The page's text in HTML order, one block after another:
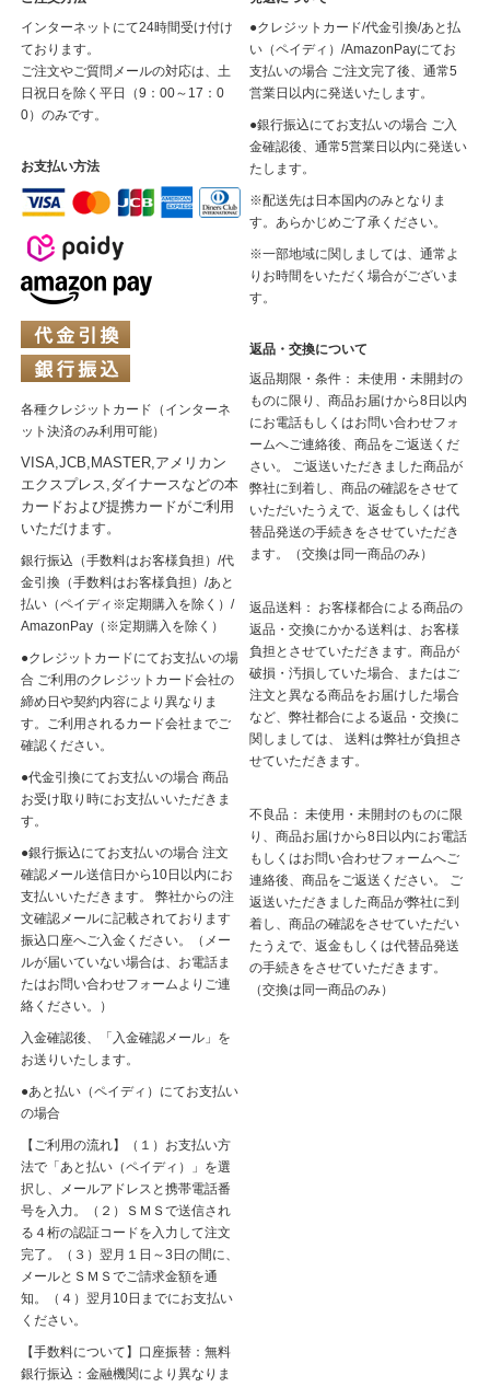
インターネットにて24時間受け付け
ております。
ご注文やご質問メールの対応は、土
日祝日を除く平日（9：00～17：0
0）のみです。
お支払い方法
各種クレジットカード（インターネ
ット決済のみ利用可能）
VISA,JCB,MASTER,アメリカン
エクスプレス,ダイナースなどの本
カードおよび提携カードがご利用
いただけます。
銀行振込（手数料はお客様負担）/代
金引換（手数料はお客様負担）/あと
払い（ペイディ※定期購入を除く）/
AmazonPay（※定期購入を除く）
●クレジットカードにてお支払いの場
合 ご利用のクレジットカード会社の
締め日や契約内容により異なりま
す。ご利用されるカード会社までご
確認ください。
●代金引換にてお支払いの場合 商品
お受け取り時にお支払いいただきま
す。
●銀行振込にてお支払いの場合 注文
確認メール送信日から10日以内にお
支払いいただきます。 弊社からの注
文確認メールに記載されております
振込口座へご入金ください。（メー
ルが届いていない場合は、お電話ま
たはお問い合わせフォームよりご連
絡ください。）
入金確認後、「入金確認メール」を
お送りいたします。
●あと払い（ペイディ）にてお支払い
の場合
【ご利用の流れ】（１）お支払い方
法で「あと払い（ペイディ）」を選
択し、メールアドレスと携帯電話番
号を入力。（２）ＳＭＳで送信され
る４桁の認証コードを入力して注文
完了。（３）翌月１日～3日の間に、
メールとＳＭＳでご請求金額を通
知。（４）翌月10日までにお支払い
ください。
【手数料について】口座振替：無料
銀行振込：金融機関により異なりま
●クレジットカード/代金引換/あと払
い（ペイディ）/AmazonPayにてお
支払いの場合 ご注文完了後、通常5
営業日以内に発送いたします。
●銀行振込にてお支払いの場合 ご入
金確認後、通常5営業日以内に発送い
たします。
※配送先は日本国内のみとなりま
す。あらかじめご了承ください。
※一部地域に関しましては、通常よ
りお時間をいただく場合がございま
す。
返品・交換について
返品期限・条件： 未使用・未開封の
ものに限り、商品お届けから8日以内
にお電話もしくはお問い合わせフォ
ームへご連絡後、商品をご返送くだ
さい。 ご返送いただきました商品が
弊社に到着し、商品の確認をさせて
いただいたうえで、返金もしくは代
替品発送の手続きをさせていただき
ます。（交換は同一商品のみ）
返品送料： お客様都合による商品の
返品・交換にかかる送料は、お客様
負担とさせていただきます。商品が
破損・汚損していた場合、またはご
注文と異なる商品をお届けした場合
など、弊社都合による返品・交換に
関しましては、 送料は弊社が負担さ
せていただきます。
不良品： 未使用・未開封のものに限
り、商品お届けから8日以内にお電話
もしくはお問い合わせフォームへご
連絡後、商品をご返送ください。 ご
返送いただきました商品が弊社に到
着し、商品の確認をさせていただい
たうえで、返金もしくは代替品発送
の手続きをさせていただきます。
（交換は同一商品のみ）